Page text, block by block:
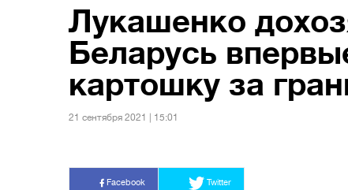
Лукашенко
Беларусь
картошку за
21 сентября 2021 | 15:01
Facebook Twitter